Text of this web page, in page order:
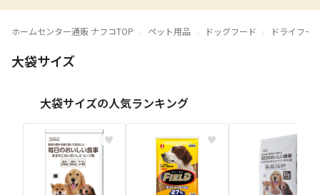
ホームセンター通販 ナフコTOP ペット用品 ドッグフード ドライフー
大袋サイズ
大袋サイズの人気ランキング
♥ ♥